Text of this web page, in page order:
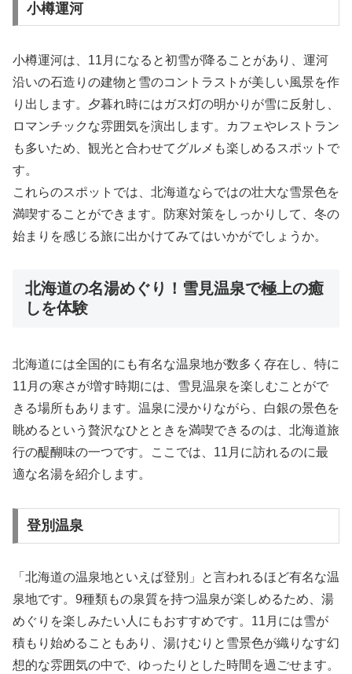
小樽運河
小樽運河は、11月になると初雪が降ることがあり、運河
沿いの石造りの建物と雪のコントラストが美しい風景を作
り出します。夕暮れ時にはガス灯の明かりが雪に反射し、
ロマンチックな雰囲気を演出します。カフェやレストラン
も多いため、観光と合わせてグルメも楽しめるスポットで
す。
これらのスポットでは、北海道ならではの壮大な雪景色を
満喫することができます。防寒対策をしっかりして、冬の
始まりを感じる旅に出かけてみてはいかがでしょうか。
北海道の名湯めぐり！雪見温泉で極上の癒
しを体験
北海道には全国的にも有名な温泉地が数多く存在し、特に
11月の寒さが増す時期には、雪見温泉を楽しむことがで
きる場所もあります。温泉に浸かりながら、白銀の景色を
眺めるという贅沢なひとときを満喫できるのは、北海道旅
行の醍醐味の一つです。ここでは、11月に訪れるのに最
適な名湯を紹介します。
登別温泉
「北海道の温泉地といえば登別」と言われるほど有名な温
泉地です。9種類もの泉質を持つ温泉が楽しめるため、湯
めぐりを楽しみたい人にもおすすめです。11月には雪が
積もり始めることもあり、湯けむりと雪景色が織りなす幻
想的な雰囲気の中で、ゆったりとした時間を過ごせます。